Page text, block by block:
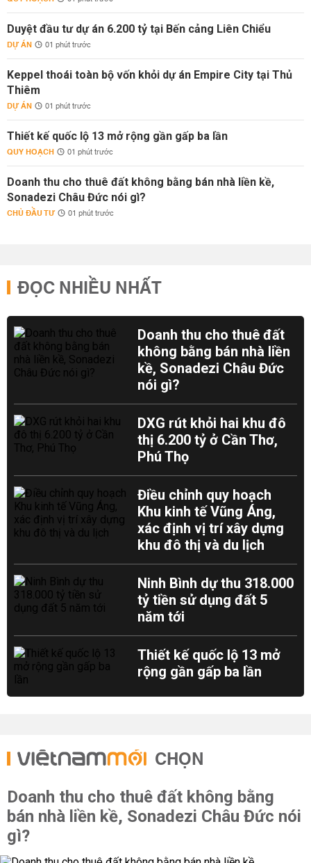
Duyệt đầu tư dự án 6.200 tỷ tại Bến cảng Liên Chiểu
DỰ ÁN 01 phút trước
Keppel thoái toàn bộ vốn khỏi dự án Empire City tại Thủ
Thiêm
DỰ ÁN 01 phút trước
Thiết kế quốc lộ 13 mở rộng gần gấp ba lần
QUY HOẠCH 01 phút trước
Doanh thu cho thuê đất không bằng bán nhà liền kề,
Sonadezi Châu Đức nói gì?
CHỦ ĐẦU TƯ 01 phút trước
ĐỌC NHIỀU NHẤT
Doanh thu cho thuê đất
không bằng bán nhà liền
kề, Sonadezi Châu Đức
nói gì?
DXG rút khỏi hai khu đô
thị 6.200 tỷ ở Cần Thơ,
Phú Thọ
Điều chỉnh quy hoạch
Khu kinh tế Vũng Áng,
xác định vị trí xây dựng
khu đô thị và du lịch
Ninh Bình dự thu 318.000
tỷ tiền sử dụng đất 5
năm tới
Thiết kế quốc lộ 13 mở
rộng gần gấp ba lần
CHỌN
Doanh thu cho thuê đất không bằng
bán nhà liền kề, Sonadezi Châu Đức nói
gì?